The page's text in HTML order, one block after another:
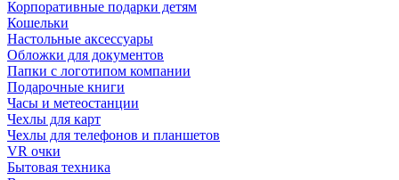
Корпоративные подарки детям
Кошельки
Настольные аксессуары
Обложки для документов
Папки с логотипом компании
Подарочные книги
Часы и метеостанции
Чехлы для карт
Чехлы для телефонов и планшетов
VR очки
Бытовая техника